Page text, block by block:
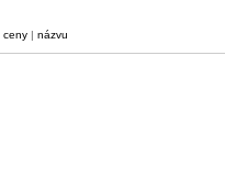
ceny | názvu